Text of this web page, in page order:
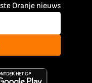
Oranje nieuws